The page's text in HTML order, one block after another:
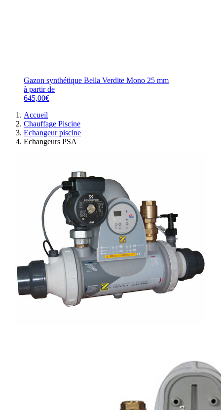
Gazon synthétique Bella Verdite Mono 25 mm
à partir de
645,00€
Accueil
Chauffage Piscine
Echangeur piscine
Echangeurs PSA